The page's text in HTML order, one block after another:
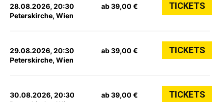
28.08.2026, 20:30
Peterskirche, Wien
ab 39,00 € TICKETS
29.08.2026, 20:30
Peterskirche, Wien
ab 39,00 € TICKETS
30.08.2026, 20:30
ab 39,00 € TICKETS